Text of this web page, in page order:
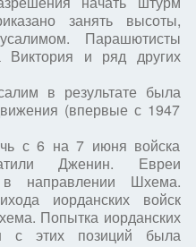
занять высоты,
Парашютисты
Виктория и ряд других
в результате была
(впервые с 1947
с 6 на 7 июня войска
Дженин. Евреи
в направлении Шхема.
иорданских войск
Попытка иорданских
с этих позиций была